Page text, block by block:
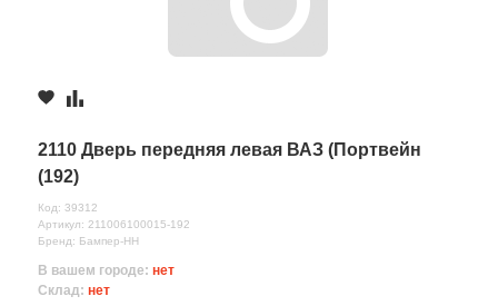
2110 Дверь передняя левая ВАЗ (Портвейн
(192)
Код: 39312
Артикул: 211006100015-192
Бренд: Бампер-НН
В вашем городе: нет
Склад: нет